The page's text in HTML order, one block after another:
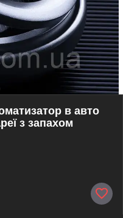
в авто
з запахом